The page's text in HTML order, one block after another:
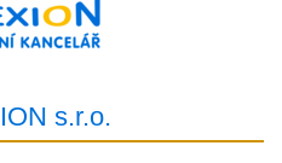
s.r.o.